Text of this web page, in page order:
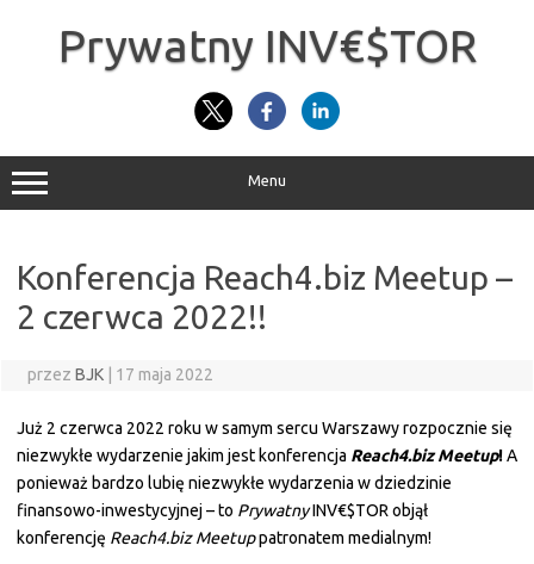
Prywatny INV€$TOR
Menu
Konferencja Reach4.biz Meetup –
2 czerwca 2022!!
przez BJK 17 maja 2022
Już 2 czerwca 2022 roku w samym sercu Warszawy rozpocznie się
niezwykłe wydarzenie jakim jest konferencja Reach4.biz Meetup!A
ponieważ bardzo lubię niezwykłe wydarzenia w dziedzinie
finansowo-inwestycyjnej – to PrywatnyINV€$TOR objął
konferencję Reach4.biz Meetuppatronatem medialnym!